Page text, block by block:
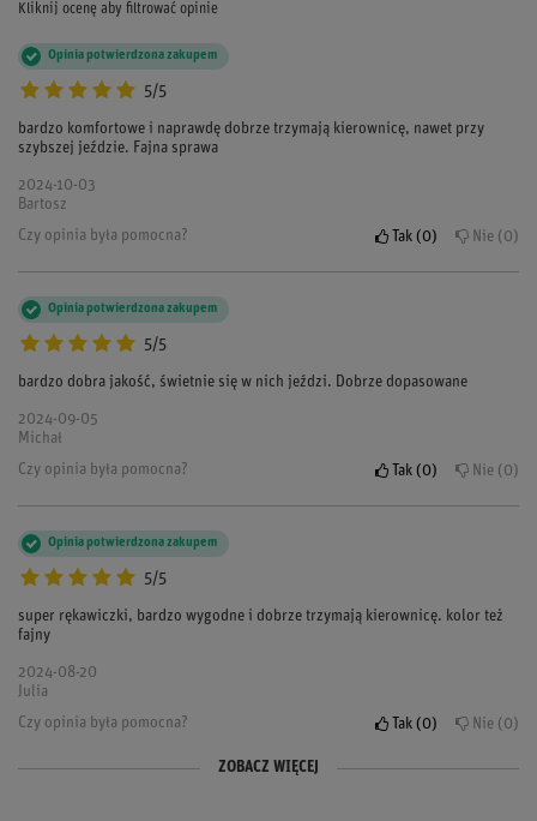
Kliknij ocenę aby filtrować opinie
5/5
Opinia potwierdzona zakupem
bardzo komfortowe i naprawdę dobrze trzymają kierownicę, nawet przy
szybszej jeździe. Fajna sprawa
2024-10-03
Bartosz
Czy opinia była pomocna?
Tak 0 Nie 0
5/5
Opinia potwierdzona zakupem
bardzo dobra jakość, świetnie się w nich jeździ. Dobrze dopasowane
2024-09-05
Michał
Czy opinia była pomocna?
Tak 0 Nie 0
5/5
Opinia potwierdzona zakupem
super rękawiczki, bardzo wygodne i dobrze trzymają kierownicę. kolor też
fajny
2024-08-20
Julia
Czy opinia była pomocna?
Tak 0 Nie 0
Opinia potwierdzona zakupem
Opinia potwierdzona zakupem ZOBACZ WIĘCEJ